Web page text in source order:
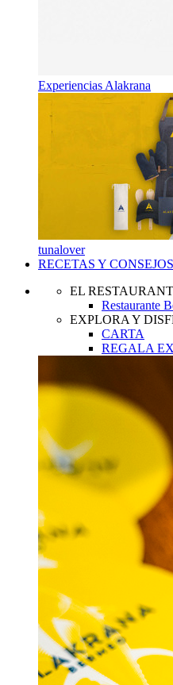
Experiencias Alakrana
tunalover
RECETAS Y CONSEJOS
EL
Restaurante
EXPLORA Y
CARTA
REGALA